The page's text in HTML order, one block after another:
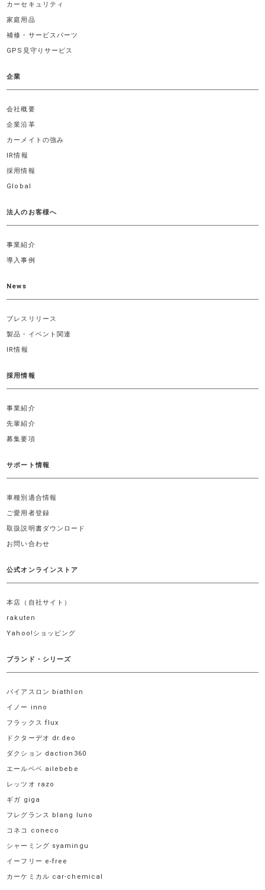
カーセキュリティ
家庭用品
補修・サービスパーツ
GPS見守りサービス
企業
会社概要
企業沿革
カーメイトの強み
IR情報
採用情報
Global
法人のお客様へ
事業紹介
導入事例
News
プレスリリース
製品・イベント関連
IR情報
採用情報
事業紹介
先輩紹介
募集要項
サポート情報
車種別適合情報
ご愛用者登録
取扱説明書ダウンロード
お問い合わせ
公式オンラインストア
本店（自社サイト）
rakuten
Yahoo!ショッピング
ブランド・シリーズ
バイアスロン biathlon
イノー inno
フラックス flux
ドクターデオ dr.deo
ダクション daction360
エールベベ ailebebe
レッツオ razo
ギガ giga
フレグランス blang luno
コネコ coneco
シャーミング syamingu
イーフリー e-free
カーケミカル car-chemical